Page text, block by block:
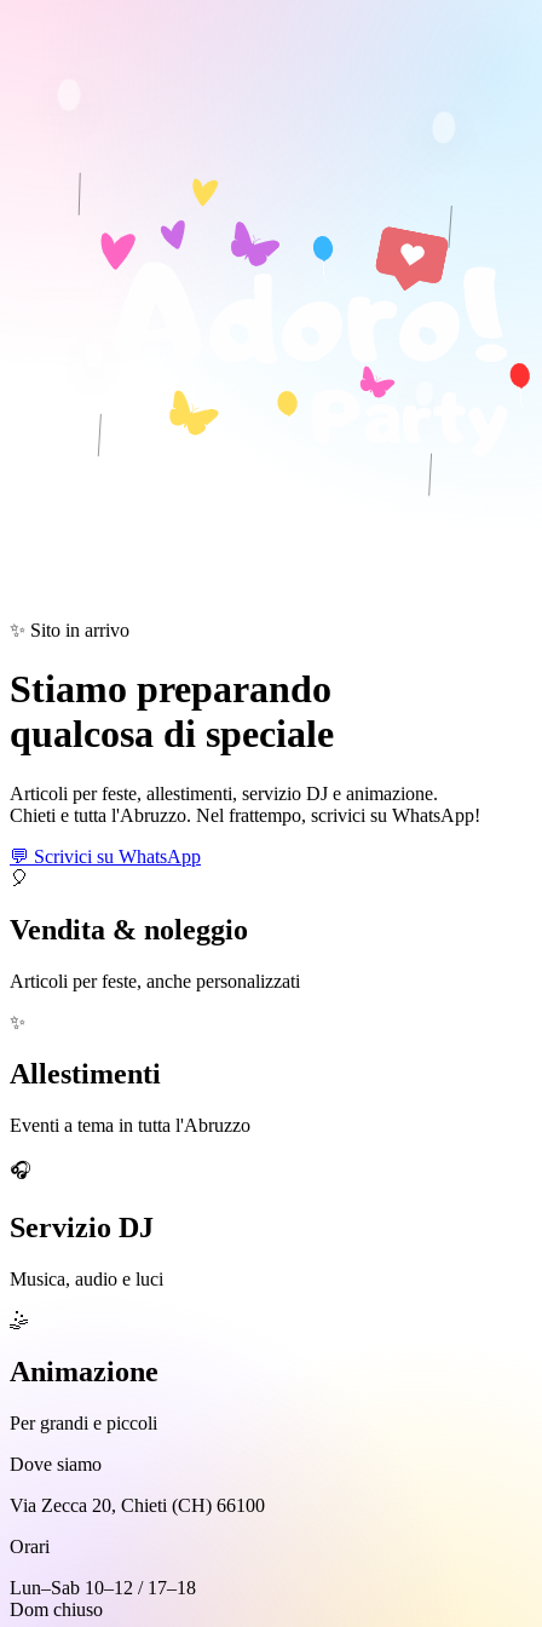
✨ Sito in arrivo
Stiamo preparando
qualcosa di speciale
Articoli per feste, allestimenti, servizio DJ e animazione.
Chieti e tutta l'Abruzzo. Nel frattempo, scrivici su WhatsApp!
💬 Scrivici su WhatsApp
🎈
Vendita & noleggio
Articoli per feste, anche personalizzati
✨
Allestimenti
Eventi a tema in tutta l'Abruzzo
🎧
Servizio DJ
Musica, audio e luci
🤹
Animazione
Per grandi e piccoli
Dove siamo
Via Zecca 20, Chieti (CH) 66100
Orari
Lun–Sab 10–12 / 17–18
Dom chiuso